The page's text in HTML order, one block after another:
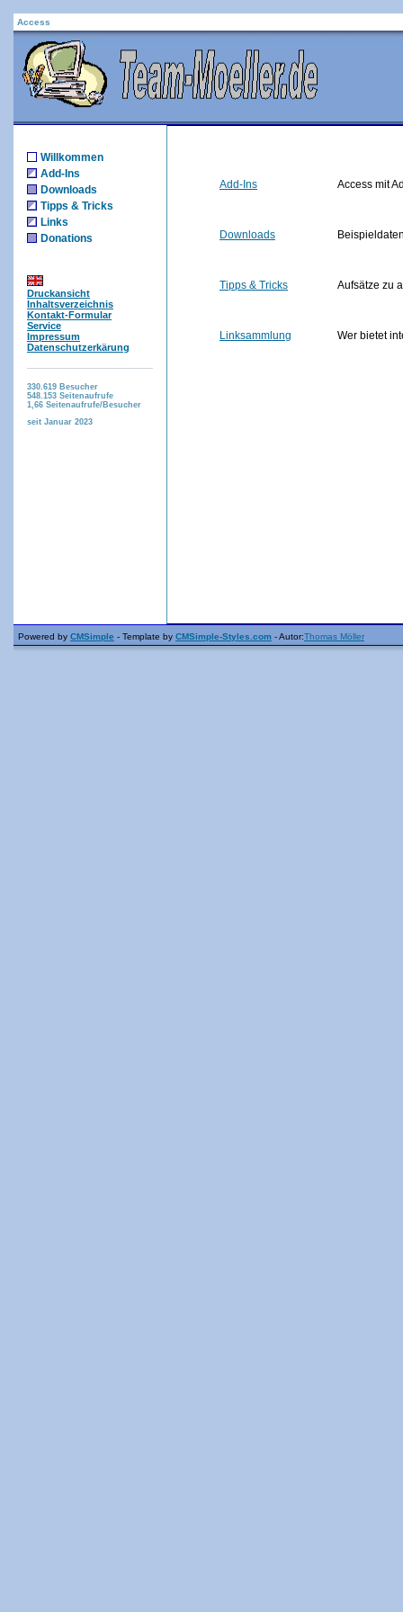
Access
Willkommen
Add-Ins
Downloads
Tipps & Tricks
Links
Donations
Druckansicht
Inhaltsverzeichnis
Kontakt-Formular
Service
Impressum
Datenschutzerkärung
330.619 Besucher
548.153 Seitenaufrufe
1,66 Seitenaufrufe/Besucher
seit Januar 2023
Add-Ins Access mit
Downloads
Tipps & Tricks Aufsätze zu
Linksammlung Wer bietet
Powered by CMSimple - Template by CMSimple-Styles.com - Autor:Thomas Möller